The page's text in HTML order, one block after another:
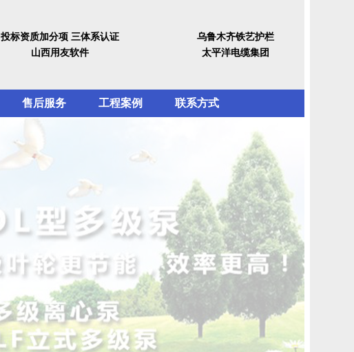
投标资质加分项 三体系认证
乌鲁木齐铁艺护栏
山西用友软件 太平洋电缆集团
售后服务 工程案例 联系方式